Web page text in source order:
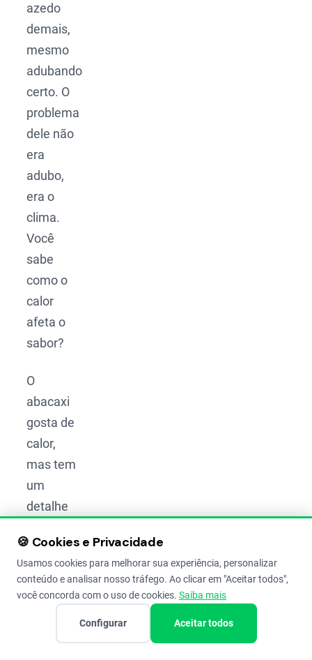
azedo
demais,
mesmo
adubando
certo. O
problema
dele não
era
adubo,
era o
clima.
Você
sabe
como o
calor
afeta o
sabor?
O
abacaxi
gosta de
calor,
mas tem
um
detalhe
toda a
diferença
na
qualidade.
🍪 Cookies e Privacidade
Usamos cookies para melhorar sua experiência, personalizar
conteúdo e analisar nosso tráfego. Ao clicar em "Aceitar todos",
você concorda com o uso de cookies. Saiba mais
Configurar Aceitar todos